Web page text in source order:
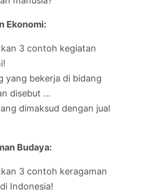
Ekonomi:
3 contoh kegiatan
yang bekerja di bidang
disebut …
dimaksud dengan jual
Budaya:
3 contoh keragaman
Indonesia!